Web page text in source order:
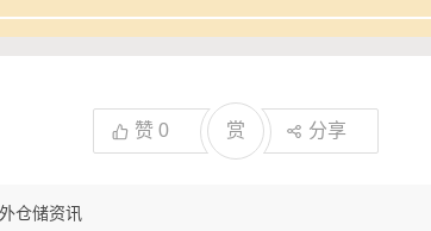
仓储资讯
赞 0 赏 分享